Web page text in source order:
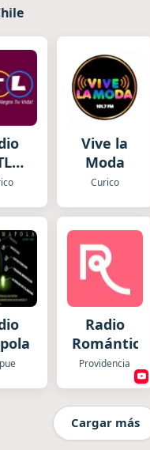
Vive la
Moda
Curico
Radio
Romántica
Providencia
Cargar más